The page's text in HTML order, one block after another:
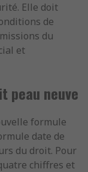
Elle doit
de
du
et
peau neuve
formule
date de
du droit. Pour
chiffres et